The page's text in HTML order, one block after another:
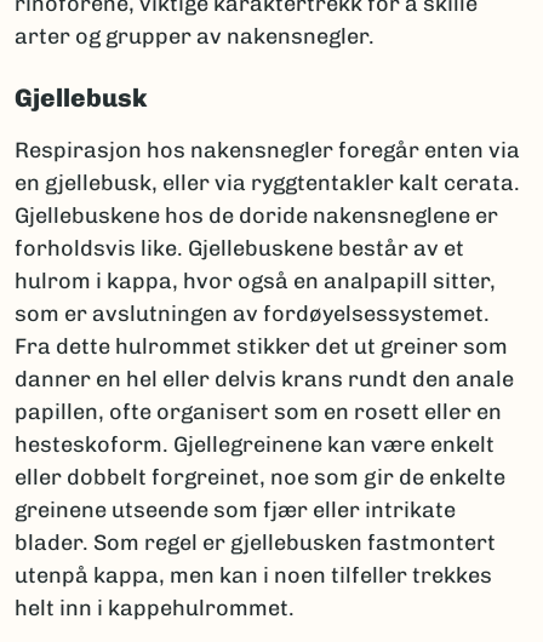
arter og grupper av nakensnegler.
Gjellebusk
Respirasjon hos nakensnegler foregår enten via
en gjellebusk, eller via ryggtentakler kalt cerata.
Gjellebuskene hos de doride nakensneglene er
forholdsvis like. Gjellebuskene består av et
hulrom i kappa, hvor også en analpapill sitter,
som er avslutningen av fordøyelsessystemet.
Fra dette hulrommet stikker det ut greiner som
danner en hel eller delvis krans rundt den anale
papillen, ofte organisert som en rosett eller en
hesteskoform. Gjellegreinene kan være enkelt
eller dobbelt forgreinet, noe som gir de enkelte
greinene utseende som fjær eller intrikate
blader. Som regel er gjellebusken fastmontert
utenpå kappa, men kan i noen tilfeller trekkes
helt inn i kappehulrommet.